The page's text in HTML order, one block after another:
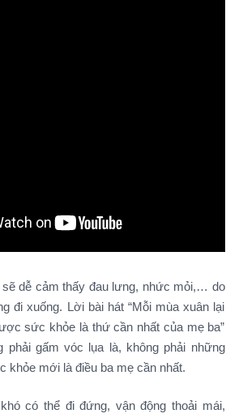
sẽ dễ cảm thấy đau lưng, nhức mỏi,… do
đi xuống. Lời bài hát “Mỗi mùa xuân lại
sức khỏe là thứ cần nhất của mẹ ba”
phải gấm vóc lụa là, không phải những
khỏe mới là điều ba mẹ cần nhất.
có thể đi đứng, vận động thoải mái,